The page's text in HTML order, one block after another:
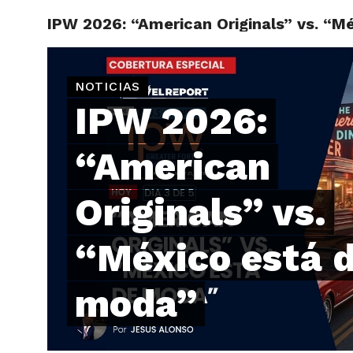
IPW 2026: “American Originals” vs.
NOTICIAS
IPW 2026:
“American
Originals” vs.
“México está
moda”